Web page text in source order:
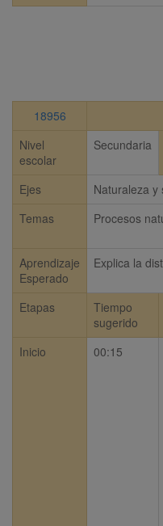
18956
Nivel
escolar
Secundaria
Ejes
Naturaleza y
Temas
Procesos
Aprendizaje
Esperado
Explica la
Etapas
Tiempo
sugerido
Inicio 00:15